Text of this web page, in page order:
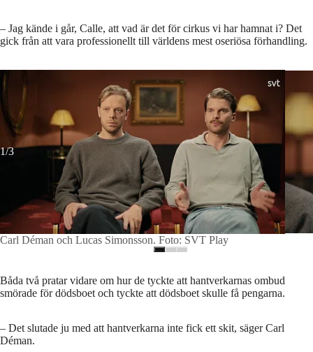
– Jag kände i går, Calle, att vad är det för cirkus vi har hamnat i? Det
gick från att vara professionellt till världens mest oseriösa förhandling.
1/3
Carl Déman och Lucas Simonsson.
Carl Déman och Lucas Simonsson. Foto: SVT Play
Båda två pratar vidare om hur de tyckte att hantverkarnas ombud
smörade för dödsboet och tyckte att dödsboet skulle få pengarna.
– Det slutade ju med att hantverkarna inte fick ett skit, säger Carl
Déman.